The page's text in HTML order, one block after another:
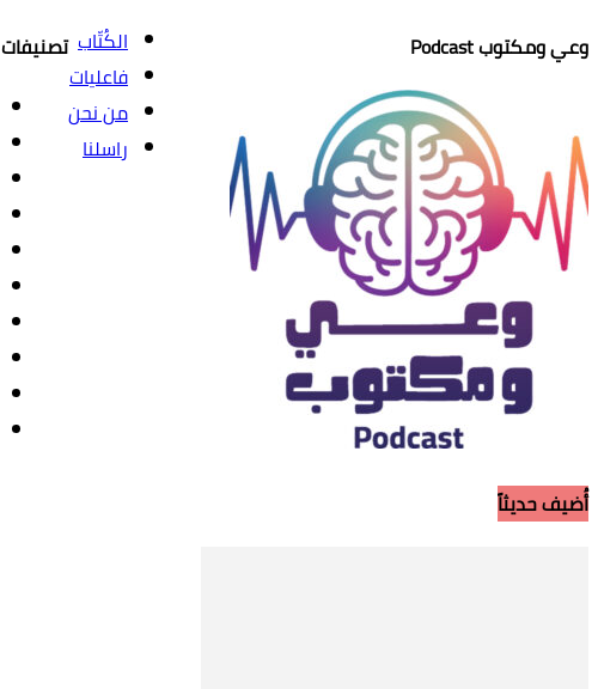
وعي ومكتوب Podcast
أُضيف حديثاً
الكُتّاب
فاعليات
من نحن
راسلنا
تصنيفات